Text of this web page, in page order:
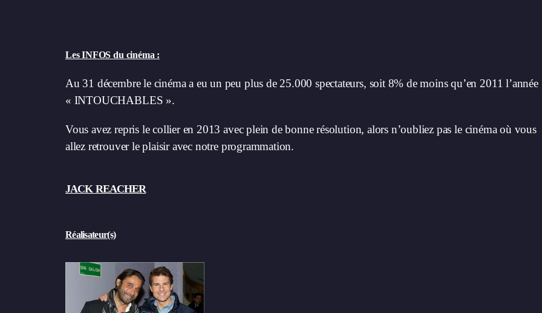
Les INFOS du cinéma :
Au 31 décembre le cinéma a eu un peu plus de 25.000 spectateurs, soit 8% de moins qu’en 2011 l’année
« INTOUCHABLES ».
Vous avez repris le collier en 2013 avec plein de bonne résolution, alors n’oubliez pas le cinéma où vous
allez retrouver le plaisir avec notre programmation.
JACK REACHER
Réalisateur(s)